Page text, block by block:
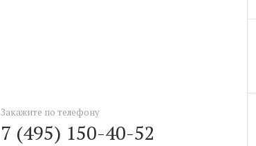
Закажите по телефону
7 (495) 150-40-52